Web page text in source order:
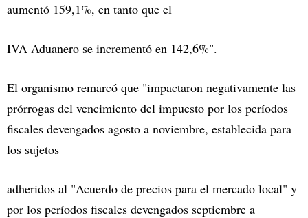
aumentó 159,1%, en tanto que el
IVA Aduanero se incrementó en 142,6%".
El organismo remarcó que "impactaron negativamente las
prórrogas del vencimiento del impuesto por los períodos
fiscales devengados agosto a noviembre, establecida para
los sujetos
adheridos al "Acuerdo de precios para el mercado local" y
por los períodos fiscales devengados septiembre a